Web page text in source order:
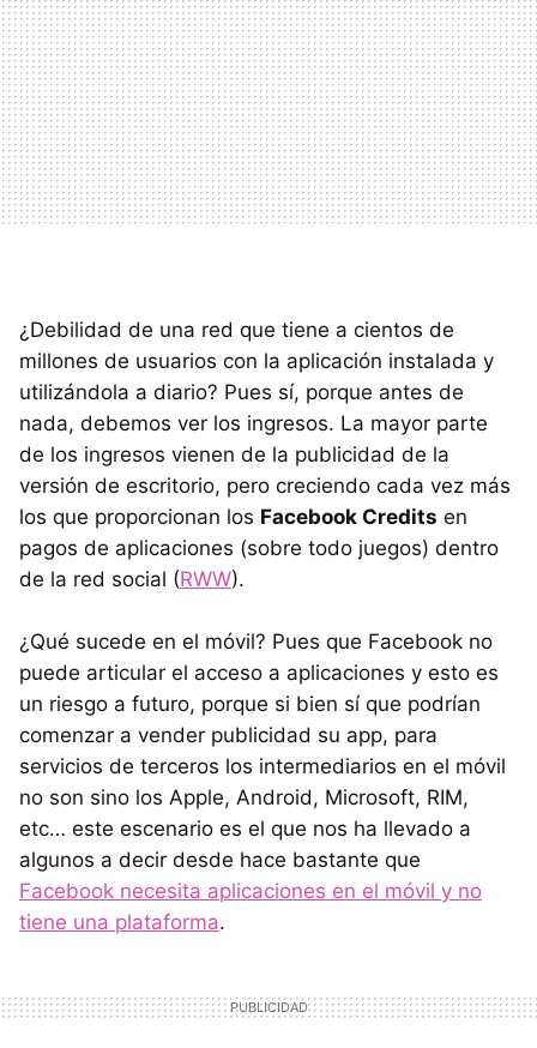
¿Debilidad de una red que tiene a cientos de
millones de usuarios con la aplicación instalada y
utilizándola a diario? Pues sí, porque antes de
nada, debemos ver los ingresos. La mayor parte
de los ingresos vienen de la publicidad de la
versión de escritorio, pero creciendo cada vez más
los que proporcionan los Facebook Credits en
pagos de aplicaciones (sobre todo juegos) dentro
de la red social (RWW).
¿Qué sucede en el móvil? Pues que Facebook no
puede articular el acceso a aplicaciones y esto es
un riesgo a futuro, porque si bien sí que podrían
comenzar a vender publicidad su app, para
servicios de terceros los intermediarios en el móvil
no son sino los Apple, Android, Microsoft, RIM,
etc… este escenario es el que nos ha llevado a
algunos a decir desde hace bastante que
Facebook necesita aplicaciones en el móvil y no
tiene una plataforma.